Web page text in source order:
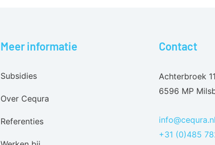
Meer informatie
Subsidies
Over Cequra
Referenties
Contact
Achterbroek 11
6596 MP
info@cequra.nl
+31 (0)485